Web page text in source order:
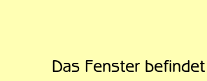
Das Fenster